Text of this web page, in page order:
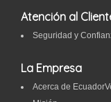
Atención al
Seguridad y
La Empresa
Acerca de